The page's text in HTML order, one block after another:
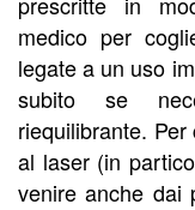
medico per
legate a un uso
subito se
riequilibrante.
al laser (in
venire anche dai